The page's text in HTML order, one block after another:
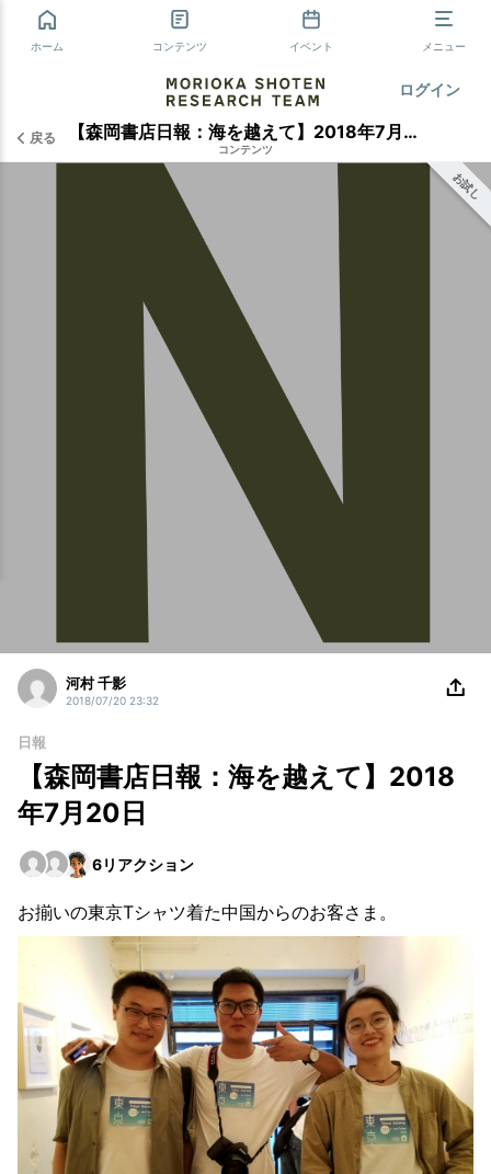
ホーム コンテンツ イベント メニュー
ログイン
戻る 【森岡書店日報：海を越えて】2018年7月20日
コンテンツ
お試し
河村 千影
2018/07/20 23:32
日報
【森岡書店日報：海を越えて】2018
年7月20日
6リアクション
お揃いの東京Tシャツ着た中国からのお客さま。